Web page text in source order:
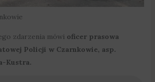
zdarzenia mówi oficer prasowa
Policji w Czarnkowie, asp.
Kustra.